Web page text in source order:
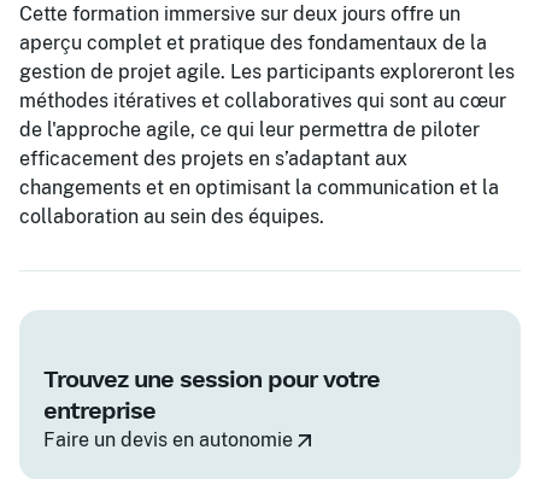
Cette formation immersive sur deux jours offre un
aperçu complet et pratique des fondamentaux de la
gestion de projet agile. Les participants exploreront les
méthodes itératives et collaboratives qui sont au cœur
de l'approche agile, ce qui leur permettra de piloter
efficacement des projets en s’adaptant aux
changements et en optimisant la communication et la
collaboration au sein des équipes.
Trouvez une session pour votre
entreprise
Faire un devis en autonomie